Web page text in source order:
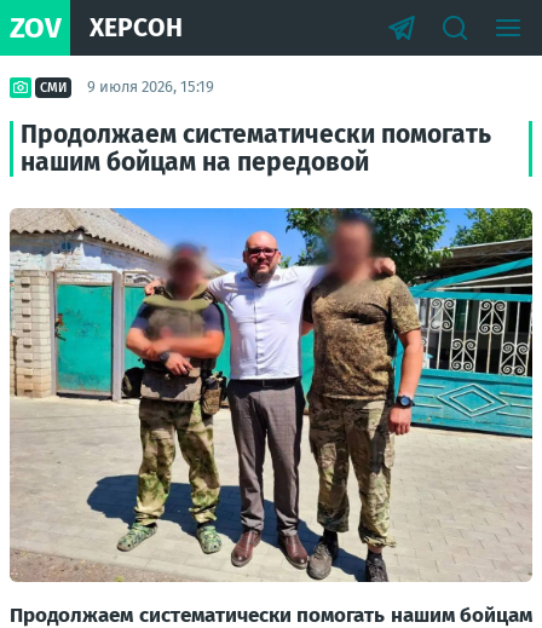
ZOV ХЕРСОН
СМИ 9 июля 2026, 15:19
Продолжаем систематически помогать
нашим бойцам на передовой
Продолжаем систематически помогать нашим бойцам